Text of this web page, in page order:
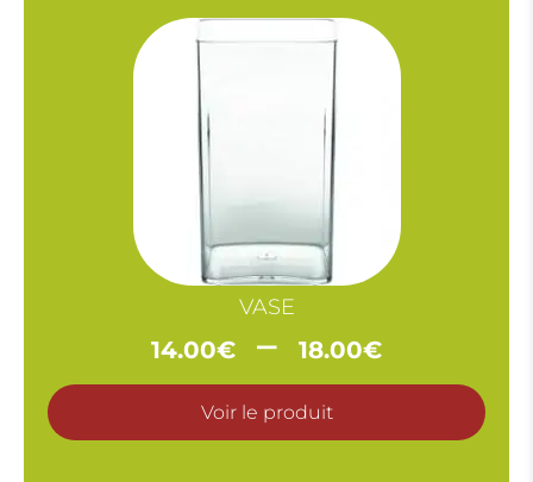
30.00€
VASE
14.00€ – 18.00€Plage
de
prix :
14.00€
Voir le produit